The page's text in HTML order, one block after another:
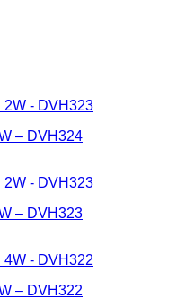
– DVH324
– DVH323
– DVH322